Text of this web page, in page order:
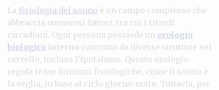
La fisiologia del sonno è un campo complesso che
abbraccia numerosi fattori, tra cui i ritardi
circadiani. Ogni persona possiede un orologio
biologico interno costruito da diverse strutture nel
cervello, inclusa l’ipotalamo. Questo orologio
regola le tue funzioni fisiologiche, come il sonno e
la veglia, in base al ciclo giorno-notte. Tuttavia, per